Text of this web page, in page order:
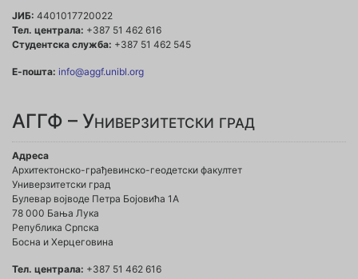
ЈИБ: 4401017720022
Тел. централа: +387 51 462 616
Студентска служба: +387 51 462 545
Е-пошта: info@aggf.unibl.org
АГГФ – Универзитетски град
Адреса
Архитектонско-грађевинско-геодетски факултет
Универзитетски град
Булевар војводе Петра Бојовића 1A
78 000 Бања Лука
Република Српска
Босна и Херцеговина
Тел. централа: +387 51 462 616